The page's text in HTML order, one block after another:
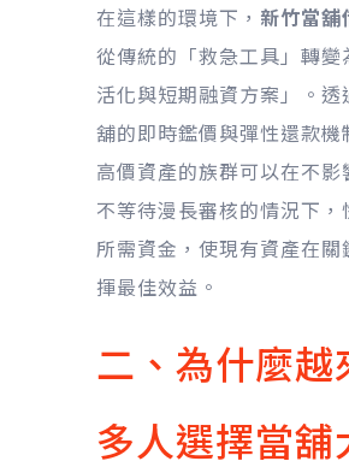
在這樣的環境下， 新竹當舖
從傳統的「救急工具」轉變
活化與短期融資方案」。透
舖的即時鑑價與彈性還款機
高價資產的族群可以在不影
不等待漫長審核的情況下，
所需資金，使現有資產在關
揮最佳效益。
二、為什麼越
多人選擇當舖